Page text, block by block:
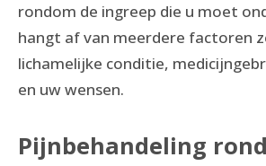
rondom de ingreep die u moet
hangt af van meerdere factoren
lichamelijke conditie,
en uw wensen.
Pijnbehandeling